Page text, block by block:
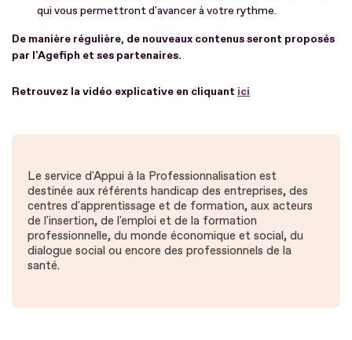
qui vous permettront d'avancer à votre rythme.
De manière régulière, de nouveaux contenus seront proposés
par l'Agefiph et ses partenaires.
Retrouvez la vidéo explicative en cliquant ici
Le service d'Appui à la Professionnalisation est
destinée aux référents handicap des entreprises, des
centres d'apprentissage et de formation, aux acteurs
de l'insertion, de l'emploi et de la formation
professionnelle, du monde économique et social, du
dialogue social ou encore des professionnels de la
santé.